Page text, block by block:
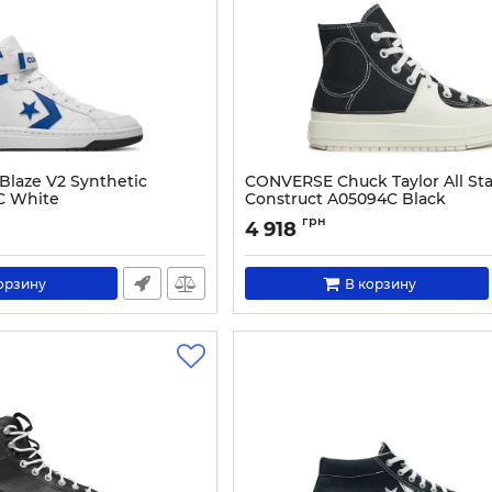
V2 Synthetic
White
CONVERSE Chuck Taylor All
Construct A05094C Black
Артикул: 0000303256067-44
4 918 грн
В корзину